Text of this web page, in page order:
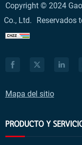
Copyright © 2024
Co., Ltd.
Reservados
Mapa del sitio
PRODUCTO Y